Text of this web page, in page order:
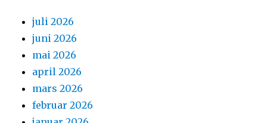
juli 2026
juni 2026
mai 2026
april 2026
mars 2026
februar 2026